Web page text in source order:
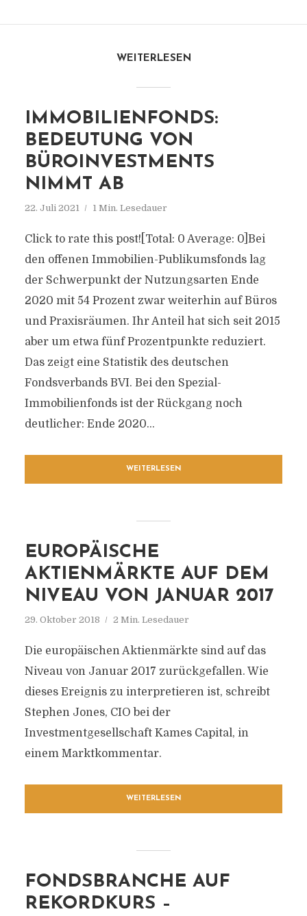
WEITERLESEN
IMMOBILIENFONDS:
BEDEUTUNG VON
BÜROINVESTMENTS
NIMMT AB
22. Juli 2021 1 Min. Lesedauer
Click to rate this post![Total: 0 Average: 0]Bei
den offenen Immobilien-Publikumsfonds lag
der Schwerpunkt der Nutzungsarten Ende
2020 mit 54 Prozent zwar weiterhin auf Büros
und Praxisräumen. Ihr Anteil hat sich seit 2015
aber um etwa fünf Prozentpunkte reduziert.
Das zeigt eine Statistik des deutschen
Fondsverbands BVI. Bei den Spezial-
Immobilienfonds ist der Rückgang noch
deutlicher: Ende 2020...
WEITERLESEN
EUROPÄISCHE
AKTIENMÄRKTE AUF DEM
NIVEAU VON JANUAR 2017
29. Oktober 2018 2 Min. Lesedauer
Die europäischen Aktienmärkte sind auf das
Niveau von Januar 2017 zurückgefallen. Wie
dieses Ereignis zu interpretieren ist, schreibt
Stephen Jones, CIO bei der
Investmentgesellschaft Kames Capital, in
einem Marktkommentar.
WEITERLESEN
FONDSBRANCHE AUF
REKORDKURS –